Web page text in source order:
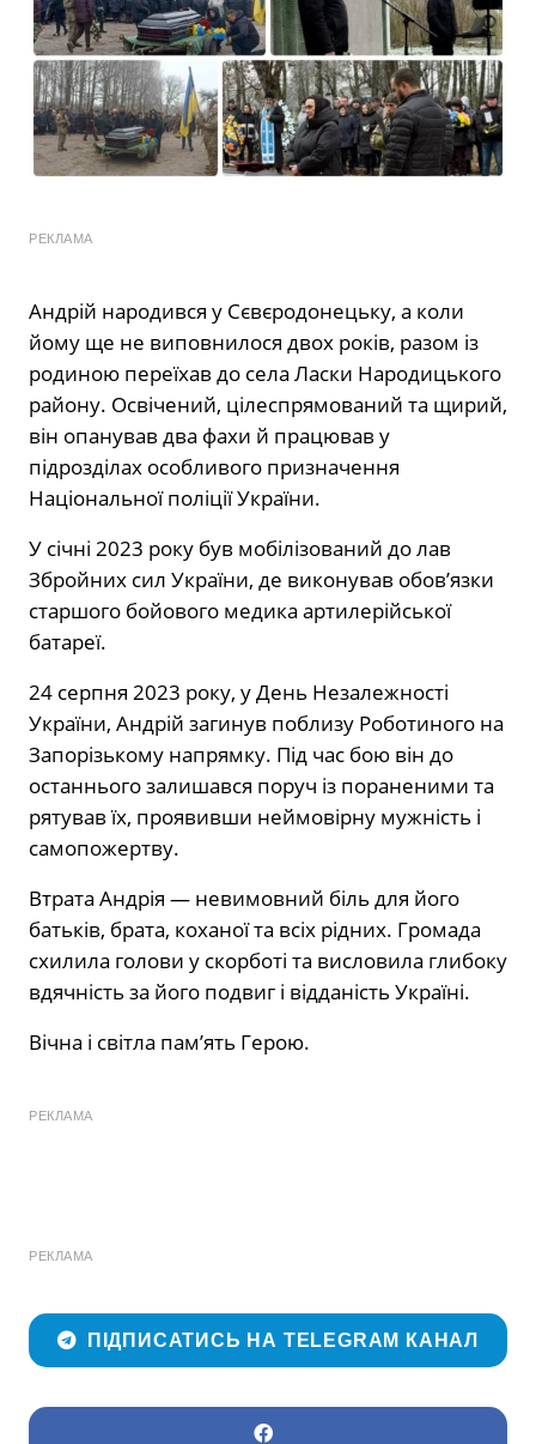
РЕКЛАМА
Андрій народився у Сєвєродонецьку, а коли
йому ще не виповнилося двох років, разом із
родиною переїхав до села Ласки Народицького
району. Освічений, цілеспрямований та щирий,
він опанував два фахи й працював у
підрозділах особливого призначення
Національної поліції України.
У січні 2023 року був мобілізований до лав
Збройних сил України, де виконував обов’язки
старшого бойового медика артилерійської
батареї.
24 серпня 2023 року, у День Незалежності
України, Андрій загинув поблизу Роботиного на
Запорізькому напрямку. Під час бою він до
останнього залишався поруч із пораненими та
рятував їх, проявивши неймовірну мужність і
самопожертву.
Втрата Андрія — невимовний біль для його
батьків, брата, коханої та всіх рідних. Громада
схилила голови у скорботі та висловила глибоку
вдячність за його подвиг і відданість Україні.
Вічна і світла пам’ять Герою.
РЕКЛАМА
РЕКЛАМА
ПІДПИСАТИСЬ НА TELEGRAM КАНАЛ